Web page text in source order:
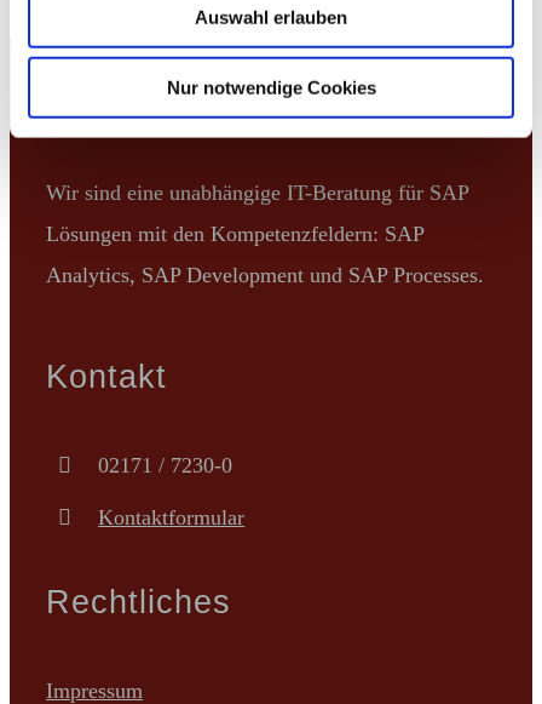
Auswahl erlauben
Nur notwendige Cookies
Bitech.AG
Wir sind eine unabhängige IT-Beratung für SAP
Lösungen mit den Kompetenzfeldern: SAP
Analytics, SAP Development und SAP Processes.
Kontakt
02171 / 7230-0
Kontaktformular
Rechtliches
Impressum